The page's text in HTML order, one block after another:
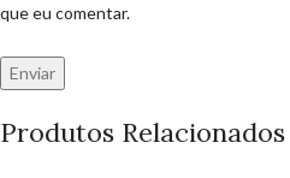
que eu comentar.
Produtos Relacionados